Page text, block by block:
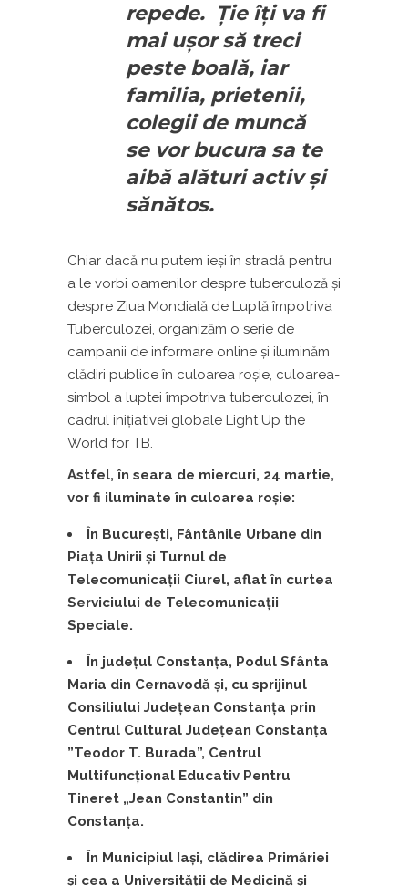
repede. Ție îți va fi
mai ușor să treci
peste boală, iar
familia, prietenii,
colegii de muncă
se vor bucura sa te
aibă alături activ și
sănătos.
Chiar dacă nu putem ieși în stradă pentru
a le vorbi oamenilor despre tuberculoză şi
despre Ziua Mondială de Luptă împotriva
Tuberculozei, organizăm o serie de
campanii de informare online și iluminăm
clădiri publice în culoarea roșie, culoarea-
simbol a luptei împotriva tuberculozei, în
cadrul inițiativei globale Light Up the
World for TB.
Astfel, în seara de miercuri, 24 martie,
vor fi iluminate în culoarea roșie:
În Bucureşti, Fântânile Urbane din
Piața Unirii și Turnul de
Telecomunicații Ciurel, aflat în curtea
Serviciului de Telecomunicații
Speciale.
În județul Constanța, Podul Sfânta
Maria din Cernavodă și, cu sprijinul
Consiliului Județean Constanța prin
Centrul Cultural Județean Constanța
”Teodor T. Burada”, Centrul
Multifuncțional Educativ Pentru
Tineret „Jean Constantin” din
Constanța.
În Municipiul Iași, clădirea Primăriei
și cea a Universității de Medicină și